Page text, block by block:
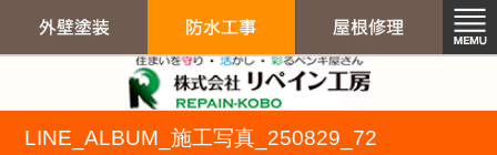
LINE_ALBUM_施工写真_250829_72